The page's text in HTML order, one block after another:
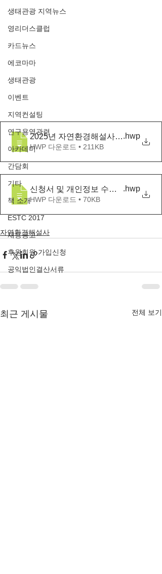
생태관광 지역뉴스
영리더스클럽
카드뉴스
에코마마
생태관광
이벤트
지역컨설팅
연구용역관련
아카데미
간담회
기타
책 소개
ESTC 2017
채용공고
후원회원 가입신청
공익법인결산서류
2025년 자연환경해설사 기본과정 교
.hwp
HWP 다운로드 • 211KB
신청서 및 개인정보 수집이용동의서
.hwp
HWP 다운로드 • 70KB
자연환경해설사
최근 게시물 전체 보기